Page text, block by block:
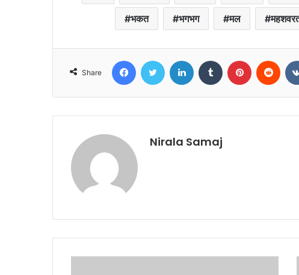
भकत भगभग मल
Share
FacebookTwitter LinkedIn Tumblr Pinterest
Nirala Samaj